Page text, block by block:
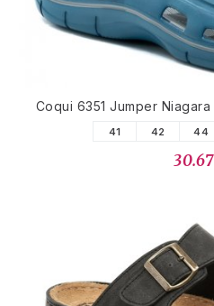
Coqui 6351 Jumper
41 42 44